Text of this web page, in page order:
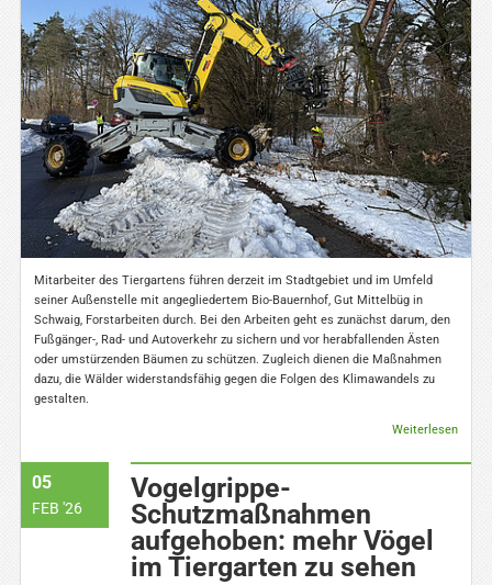
Mitarbeiter des Tiergartens führen derzeit im Stadtgebiet und im Umfeld
seiner Außenstelle mit angegliedertem Bio-Bauernhof, Gut Mittelbüg in
Schwaig, Forstarbeiten durch. Bei den Arbeiten geht es zunächst darum, den
Fußgänger-, Rad- und Autoverkehr zu sichern und vor herabfallenden Ästen
oder umstürzenden Bäumen zu schützen. Zugleich dienen die Maßnahmen
dazu, die Wälder widerstandsfähig gegen die Folgen des Klimawandels zu
gestalten.
Weiterlesen
05
FEB '26
Vogelgrippe-
Schutzmaßnahmen
aufgehoben: mehr Vögel
im Tiergarten zu sehen